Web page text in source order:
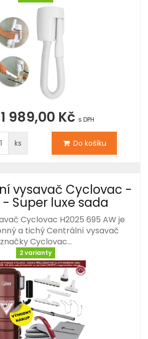
1 989,00 Kč s DPH
ks Do košíku
vysavač Cyclovac -
- Super luxe sada
Cyclovac H2025 695 AW je
a tichý Centrální vysavač
značky Cyclovac…
2 varianty